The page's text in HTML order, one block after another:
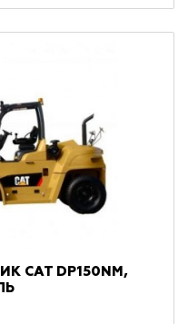
CAT DP150NM,